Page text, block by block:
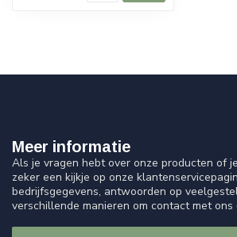
Meer informatie
Als je vragen hebt over onze producten of
zeker een kijkje op onze
bedrijfsgegevens, antwoorden op
verschillende manieren om contact met ons